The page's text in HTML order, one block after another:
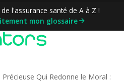
l'assurance santé de A à Z !
mon glossaire
Qui Redonne le Moral :